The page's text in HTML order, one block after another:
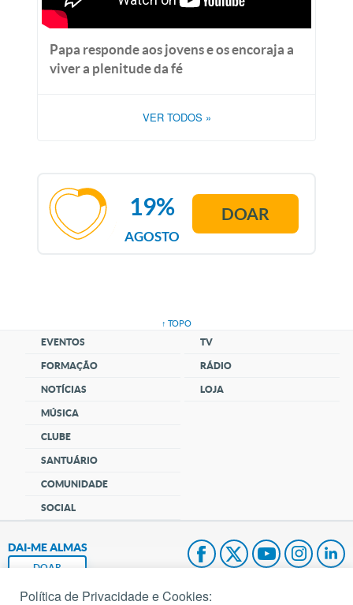
Papa responde aos jovens e os encoraja a
viver a plenitude da fé
VER TODOS »
AGOSTO
19% DOAR
↑ TOPO
EVENTOS
FORMAÇÃO
NOTÍCIAS
MÚSICA
CLUBE
SANTUÁRIO
COMUNIDADE
SOCIAL
TV
RÁDIO
LOJA
DAI-ME ALMAS
DOAR
Política de Privacidade e Cookies: